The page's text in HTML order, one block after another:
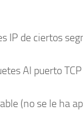
IP de ciertos
Al puerto
(no se le ha